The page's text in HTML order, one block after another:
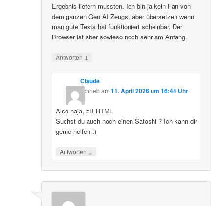
Ergebnis liefern mussten. Ich bin ja kein Fan von
dem ganzen Gen AI Zeugs, aber übersetzen wenn
man gute Tests hat funktioniert scheinbar. Der
Browser ist aber sowieso noch sehr am Anfang.
Antworten ↓
Claude
schriebam 11. April 2026 um 16:44 Uhr:
Also naja, zB HTML
Suchst du auch noch einen Satoshi ? Ich kann dir
gerne helfen :)
Antworten ↓